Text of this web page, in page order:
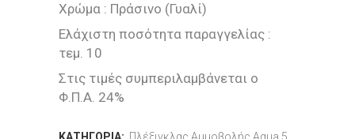
Χρώμα : Πράσινο (Γυαλί)
Ελάχιστη ποσότητα παραγγελίας :
τεμ. 10
Στις τιμές συμπεριλαμβάνεται ο
Φ.Π.Α. 24%